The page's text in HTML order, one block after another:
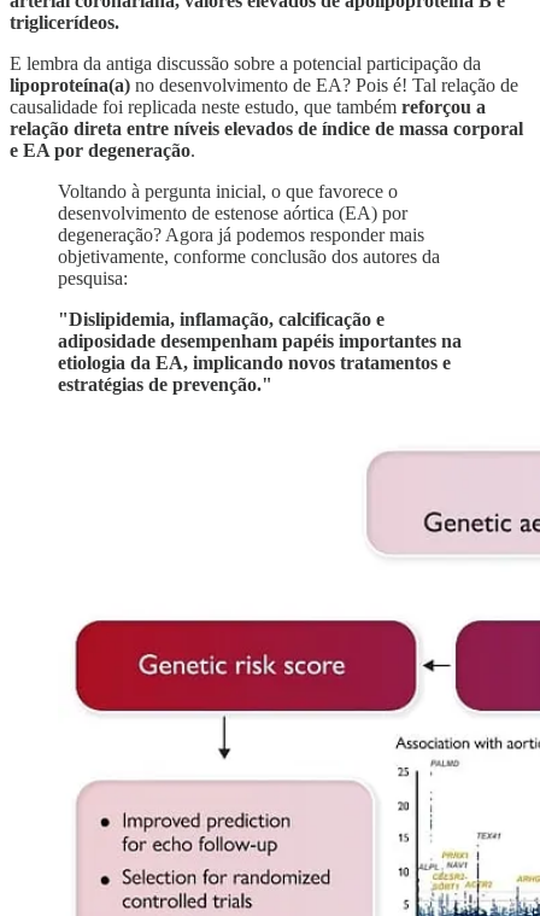
triglicerídeos.
E lembra da antiga discussão sobre a potencial participação da
lipoproteína(a) no desenvolvimento de EA? Pois é! Tal relação de
causalidade foi replicada neste estudo, que também reforçou a
relação direta entre níveis elevados de índice de massa corporal
e EA por degeneração.
Voltando à pergunta inicial, o que favorece o
desenvolvimento de estenose aórtica (EA) por
degeneração? Agora já podemos responder mais
objetivamente, conforme conclusão dos autores da
pesquisa:
"Dislipidemia, inflamação, calcificação e
adiposidade desempenham papéis importantes na
etiologia da EA, implicando novos tratamentos e
estratégias de prevenção."